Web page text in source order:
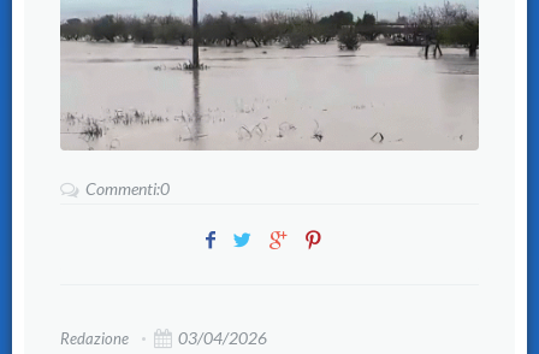
Commenti:0
Redazione 03/04/2026